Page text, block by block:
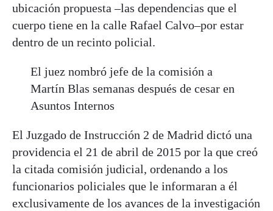
ubicación propuesta –las dependencias que el
cuerpo tiene en la calle Rafael Calvo–por estar
dentro de un recinto policial.
El juez nombró jefe de la comisión a
Martín Blas semanas después de cesar en
Asuntos Internos
El Juzgado de Instrucción 2 de Madrid dictó una
providencia el 21 de abril de 2015 por la que creó
la citada comisión judicial, ordenando a los
funcionarios policiales que le informaran a él
exclusivamente de los avances de la investigación